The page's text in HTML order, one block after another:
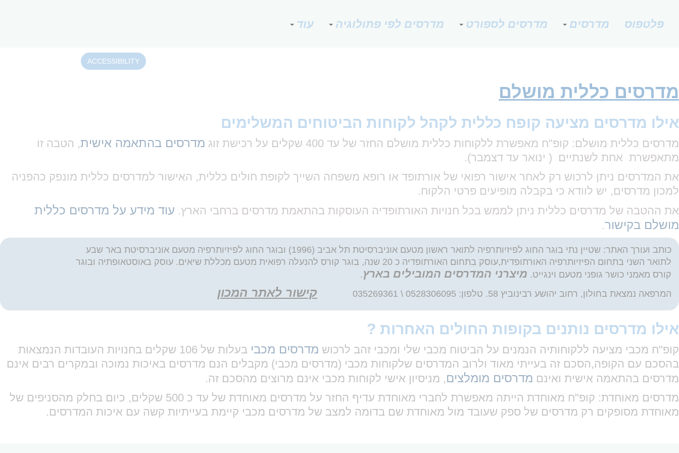
פלטפוס מדרסים מדרסים לספורט מדרסים לפי פתולוגיה עוד
ACCESSIBILITY
מדרסים כללית מושלם
אילו מדרסים מציעה קופח כללית לקהל לקוחות הביטוחים המשלימים
מדרסים כללית מושלם: קופ"ח מאפשרת ללקוחות כללית מושלם החזר של עד 400 שקלים על רכישת זוג מדרסים בהתאמה אישית, הטבה זו
מתאפשרת אחת לשנתיים ( ינואר עד דצמבר).
את המדרסים ניתן לרכוש רק לאחר אישור רפואי של אורתופד או רופא משפחה השייך לקופת חולים כללית, האישור למדרסים כללית מונפק כהפניה
למכון מדרסים, יש לוודא כי בקבלה מופיעים פרטי הלקוח.
את ההטבה של מדרסים כללית ניתן לממש בכל חנויות האורתופדיה העוסקות בהתאמת מדרסים ברחבי הארץ. עוד מידע על מדרסים כללית
מושלם בקישור.
כותב ועורך האתר: שטיין נתי בוגר החוג לפיזיותרפיה לתואר ראשון מטעם אוניברסיטת תל אביב (1996) ובוגר החוג לפיזיותרפיה מטעם אוניברסיטת באר שבע
לתואר השני בתחום הפיזיותרפיה האורתופדית,עוסק בתחום האורתופדיה כ 20 שנה, בוגר קורס להנעלה רפואית מטעם מכללת שיאים. עוסק באוסטאופתיה ובוגר
קורס מאמני כושר גופני מטעם וינגייט. מיצרני המדרסים המובילים בארץ.
המרפאה נמצאת בחולון, רחוב יהושע רבינוביץ 58. טלפון: 0528306095 \ 035269361
קישור לאתר המכון
אילו מדרסים נותנים בקופות החולים האחרות ?
קופ"ח מכבי מציעה ללקוחותיה הנמנים על הביטוח מכבי שלי ומכבי זהב לרכוש מדרסים מכבי
בעלות של 106 שקלים בחנויות העובדות הנמצאות
בהסכם עם הקופה,הסכם זה בעייתי מאוד ולרוב המדרסים שלקוחות מכבי (מדרסים מכבי) מקבלים הנם מדרסים באיכות נמוכה ובמקרים רבים אינם
מדרסים בהתאמה אישית ואינם מדרסים מומלצים, מניסיון אישי לקוחות מכבי אינם מרוצים מהסכם זה.
מדרסים מאוחדת: קופ"ח מאוחדת הייתה מאפשרת לחברי מאוחדת עדיף החזר על מדרסים מאוחדת של עד כ 500 שקלים, כיום בחלק מהסניפים של
מאוחדת מסופקים רק מדרסים של ספק שעובד מול מאוחדת שם בדומה למצב של מדרסים מכבי קיימת בעייתיות קשה עם איכות המדרסים.